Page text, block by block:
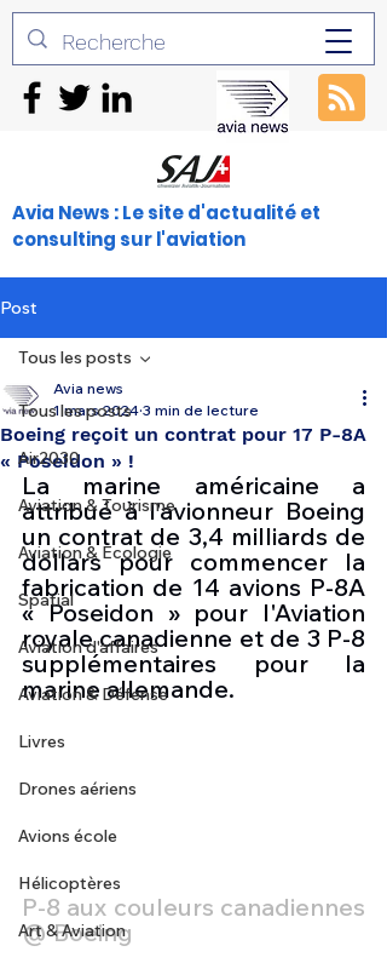
Avia News : Le site d'actualité et
consulting sur l'aviation
Post
Tous les posts
Air2030
Aviation & Tourisme
Aviation & Ecologie
Spatial
Aviation d'affaires
Aviation & Défense
Livres
Drones aériens
Avions école
Hélicoptères
Art & Aviation
Tous les posts
Boeing reçoit un contrat pour 17 P-8A
« Poseidon » !
Avia news
1 mars 2024 3 min de lecture
La marine américaine a
attribué à l’avionneur Boeing
un contrat de 3,4 milliards de
dollars pour commencer la
fabrication de 14 avions P-8A
« Poseidon » pour l'Aviation
royale canadienne et de 3 P-8
supplémentaires pour la
marine allemande.
P-8 aux couleurs canadiennes
@ Boeing